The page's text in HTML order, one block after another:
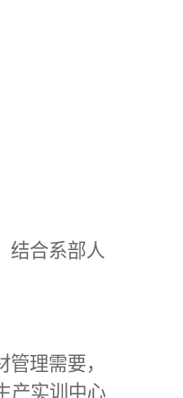
结合系部人
理需要，
产实训中心